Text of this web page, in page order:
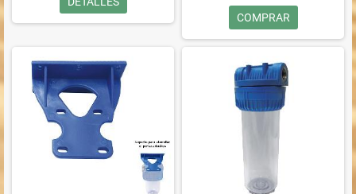
COMPRAR